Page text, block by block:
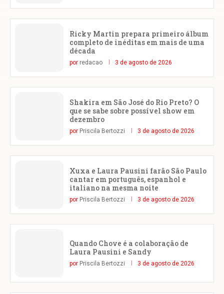
Ricky Martin prepara primeiro álbum
completo de inéditas em mais de uma
década
por redacao 3 de agosto de 2026
Shakira em São José do Rio Preto? O
que se sabe sobre possível show em
dezembro
por Priscila Bertozzi 3 de agosto de 2026
Xuxa e Laura Pausini farão São Paulo
cantar em português, espanhol e
italiano na mesma noite
por Priscila Bertozzi 3 de agosto de 2026
Quando Chove é a colaboração de
Laura Pausini e Sandy
por Priscila Bertozzi 3 de agosto de 2026